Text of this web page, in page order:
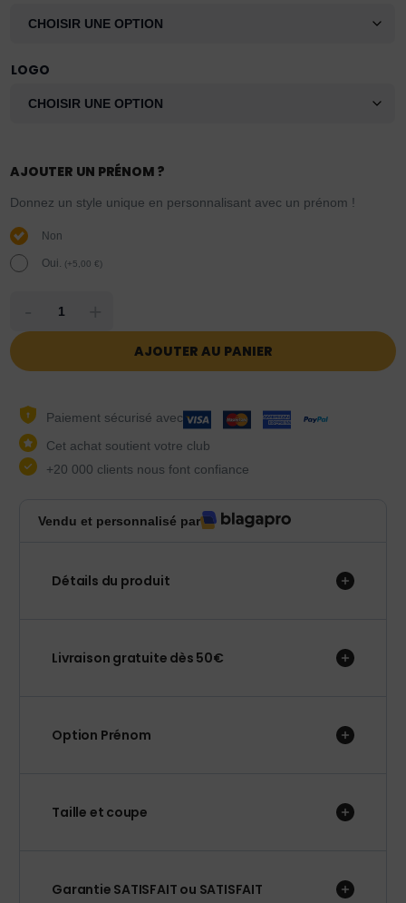
LOGO
AJOUTER UN PRÉNOM ?
Donnez un style unique en personnalisant avec un prénom !
Non
Oui. (+5,00€)
AJOUTER AU PANIER
Paiement sécurisé avec
Cet achat soutient votre club
+20 000 clients nous font confiance
Vendu et personnalisé par
Détails du produit
Livraison gratuite dès 50€
Option Prénom
Taille et coupe
Garantie SATISFAIT ou SATISFAIT